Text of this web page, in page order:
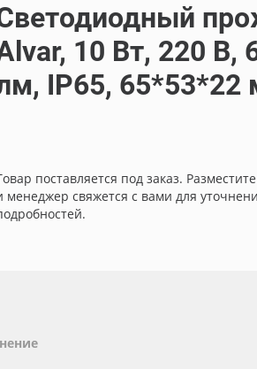
10 Вт, 220 В,
IP65, 65*53*22
поставляется под заказ. Разместите
менеджер свяжется с вами для